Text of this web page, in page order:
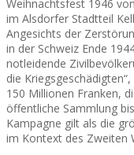
Weihnachtsfest 1946
im Alsdorfer Stadtteil
Angesichts der
in der Schweiz Ende
notleidende
die
150 Millionen Franken,
öffentliche Sammlung
Kampagne gilt als die
im Kontext des Zweiten